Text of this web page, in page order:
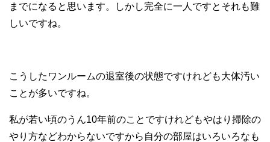
までになると思います。しかし完全に一人ですとそれも難
しいですね。
こうしたワンルームの退室後の状態ですけれども大体汚い
ことが多いですね。
私が若い頃のうん10年前のことですけれどもやはり掃除の
やり方などわからないですから自分の部屋はいろいろなも